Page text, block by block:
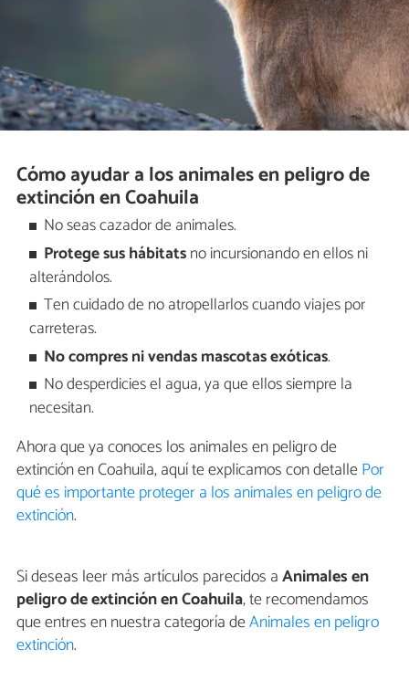
Cómo ayudar a los animales en peligro de
extinción en Coahuila
No seas cazador de animales.
Protege sus hábitatsno incursionando en ellos ni
alterándolos.
Ten cuidado de no atropellarlos cuando viajes por
carreteras.
No compres ni vendas mascotas exóticas.
No desperdicies el agua, ya que ellos siempre la
necesitan.
Ahora que ya conoces los animales en peligro de
extinción en Coahuila, aquí te explicamos con detallePor
qué es importante proteger a los animales en peligro de
extinción.
Si deseas leer más artículos parecidos aAnimales en
peligro de extinción en Coahuila, te recomendamos
que entres en nuestra categoría deAnimales en peligro
extinción.